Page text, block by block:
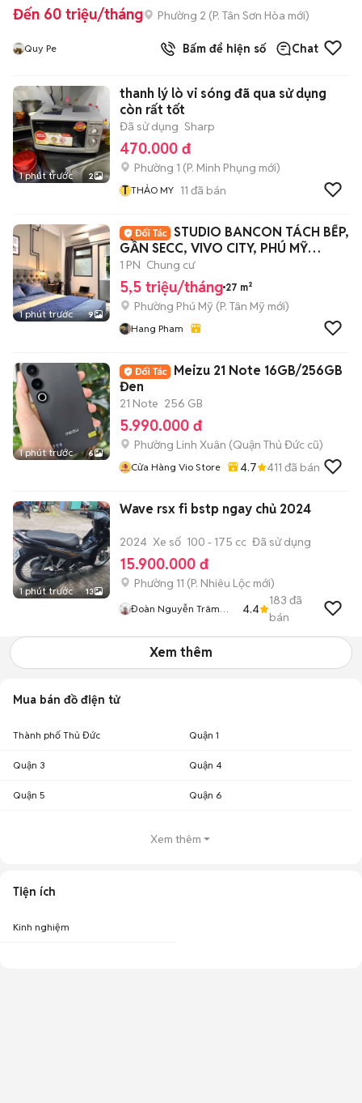
Đến 60 triệu/tháng Phường 2 (P. Tân Sơn Hòa mới)
Quy Pe Bấm để hiện số Chat
1 phút trước 2
thanh lý lò vi sóng đã qua sử dụng
còn rất tốt
Đã sử dụng Sharp
470.000 đ
Phường 1 (P. Minh Phụng mới)
T THẢO MY 11 đã bán
1 phút trước 9
STUDIO BANCON TÁCH BẾP,
GẦN SECC, VIVO CITY, PHÚ MỸ
HƯNG
1 PN Chung cư
5,5 triệu/tháng 27 m²
Phường Phú Mỹ (P. Tân Mỹ mới)
Hang Pham
1 phút trước 6
Meizu 21 Note 16GB/256GB
Đen
21 Note 256 GB
5.990.000 đ
Phường Linh Xuân (Quận Thủ Đức cũ)
Cửa Hàng Vio Store 4.7 411 đã bán
1 phút trước 13
Wave rsx fi bstp ngay chủ 2024
2024 Xe số 100 - 175 cc Đã sử dụng
15.900.000 đ
Phường 11 (P. Nhiêu Lộc mới)
Đoàn Nguyễn Trâm
4.4
183 đã
bán
Xem thêm
Mua bán đồ điện tử
Thành phố Thủ Đức Quận 1
Quận 3 Quận 4
Quận 5 Quận 6
Xem thêm
Tiện ích
Kinh nghiệm